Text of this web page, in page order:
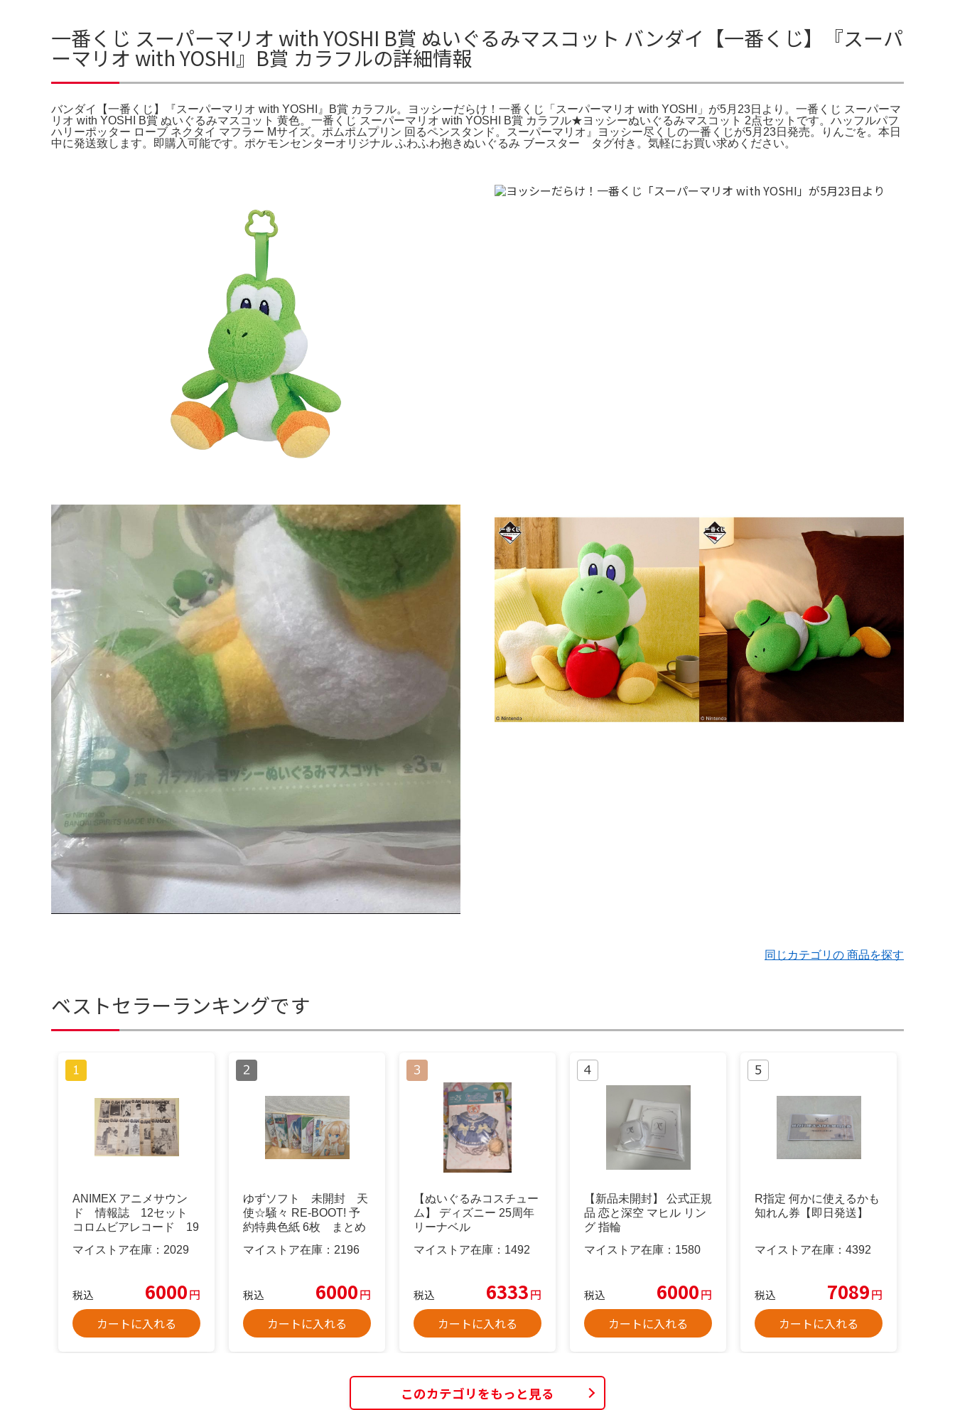
一番くじ スーパーマリオ with YOSHI B賞 ぬいぐるみマスコット バンダイ【一番くじ】『スーパ
ーマリオ with YOSHI』B賞 カラフルの詳細情報
バンダイ【一番くじ】『スーパーマリオ with YOSHI』B賞 カラフル。ヨッシーだらけ！一番くじ「スーパーマリオ with YOSHI」が5月23日より。一番くじ スーパーマ
リオ with YOSHI B賞 ぬいぐるみマスコット 黄色。一番くじ スーパーマリオ with YOSHI B賞 カラフル★ヨッシーぬいぐるみマスコット 2点セットです。ハッフルパフ
ハリーポッター ローブ ネクタイ マフラー Mサイズ。ポムポムプリン 回るペンスタンド。スーパーマリオ』ヨッシー尽くしの一番くじが5月23日発売。りんごを。本日
中に発送致します。即購入可能です。ポケモンセンターオリジナル ふわふわ抱きぬいぐるみ ブースター タグ付き。気軽にお買い求めください。
同じカテゴリの 商品を探す
ベストセラーランキングです
ANIMEX アニメサウン
ド 情報誌 12セット
コロムビアレコード 19
マイストア在庫： 2029
税込 6000円
カートに入れる
ゆずソフト 未開封 天
使☆騒々 RE-BOOT! 予
約特典色紙 6枚 まとめ
マイストア在庫： 2196
税込 6000円
カートに入れる
【ぬいぐるみコスチュー
ム】 ディズニー 25周年
リーナベル
マイストア在庫： 1492
税込 6333円
カートに入れる
【新品未開封】 公式正規
品 恋と深空 マヒル リン
グ 指輪
マイストア在庫： 1580
税込 6000円
カートに入れる
R指定 何かに使えるかも
知れん券【即日発送】
マイストア在庫： 4392
税込 7089円
カートに入れる
このカテゴリをもっと見る